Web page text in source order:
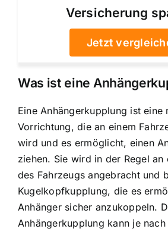
Versicherung
Jetzt
Was ist eine
Eine Anhängerkupplung ist eine
Vorrichtung, die an einem
wird und es ermöglicht, einen
ziehen. Sie wird in der Regel an
des Fahrzeugs angebracht und
Kugelkopfkupplung, die es
Anhänger sicher anzukoppeln.
Anhängerkupplung kann je